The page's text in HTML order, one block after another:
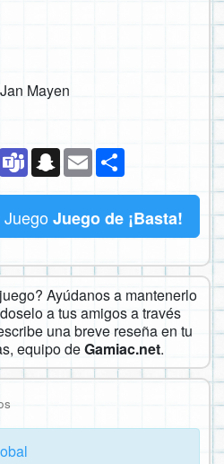
Mayen
Messenger
TeamsSnapchat
Email
Juego de ¡Basta!
Ayúdanos a mantenerlo
a tus amigos a través
una breve reseña en tu
equipo deGamiac.net.